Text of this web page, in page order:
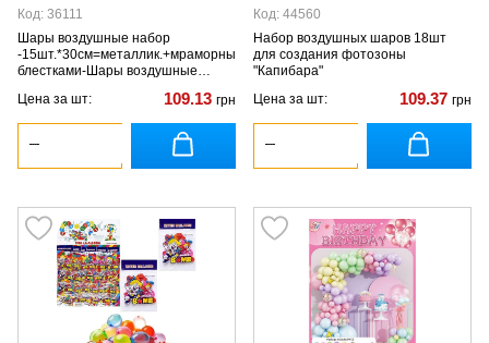
Код: 36111
Шары воздушные набор
-15шт.*30см=металлик.+мраморный+ с
блестками-Шары воздушные
блестками-розовый/фиолетовый
Цена за шт: 109.13 грн
Код: 44560
Набор воздушных шаров 18шт
для создания фотозоны
"Капибара"
Цена за шт:
109.37 грн